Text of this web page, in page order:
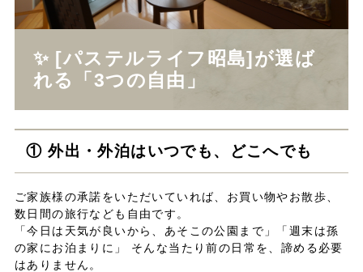
✨ [パステルライフ昭島]が選ば
れる「3つの自由」
① 外出・外泊はいつでも、どこへでも
ご家族様の承諾をいただいていれば、お買い物やお散歩、
数日間の旅行なども自由です。
「今日は天気が良いから、あそこの公園まで」「週末は孫
の家にお泊まりに」 そんな当たり前の日常を、諦める必要
はありません。